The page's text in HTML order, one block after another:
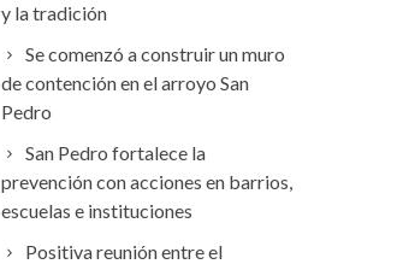
y la tradición
Se comenzó a construir un muro
de contención en el arroyo San
Pedro
San Pedro fortalece la
prevención con acciones en barrios,
escuelas e instituciones
Positiva reunión entre el